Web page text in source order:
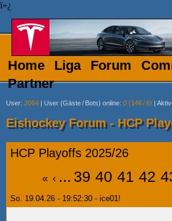
ï»¿
Home Liga Forum
Partner
User: 2064 | User (Gäste/ Bots) online: 0 (146/6) |
Eishockey Forum - HCP
HCP Playoffs 2025/26
« ‹ ... 39 40 41 42
So. 19.04.26 - 19:52:30 - ice01!